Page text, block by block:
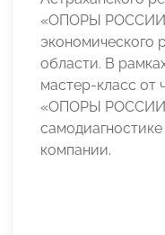
«ОПОРЫ
экономического
области. В
мастер-класс от
«ОПОРЫ
компании.